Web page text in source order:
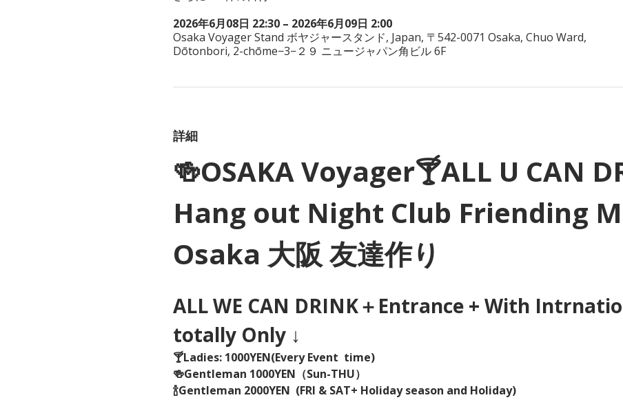
2026年6月08日 22:30 – 2026年6月09日 2:00
Osaka Voyager Stand ボヤジャースタンド, Japan, 〒542-0071 Osaka, Chuo Ward,
Dōtonbori, 2-chōme−3−２９ ニュージャパン角ビル 6F
詳細
🍻OSAKA Voyager🍸ALL U CAN
Hang out Night Club Friending
Osaka 大阪 友達作り
ALL WE CAN DRINK＋Entrance + With
totally Only ↓
🍸Ladies: 1000YEN(Every Event  time)
🍻Gentleman 1000YEN（Sun-THU）
🍾Gentleman 2000YEN  (FRI & SAT+ Holiday season and Holiday)